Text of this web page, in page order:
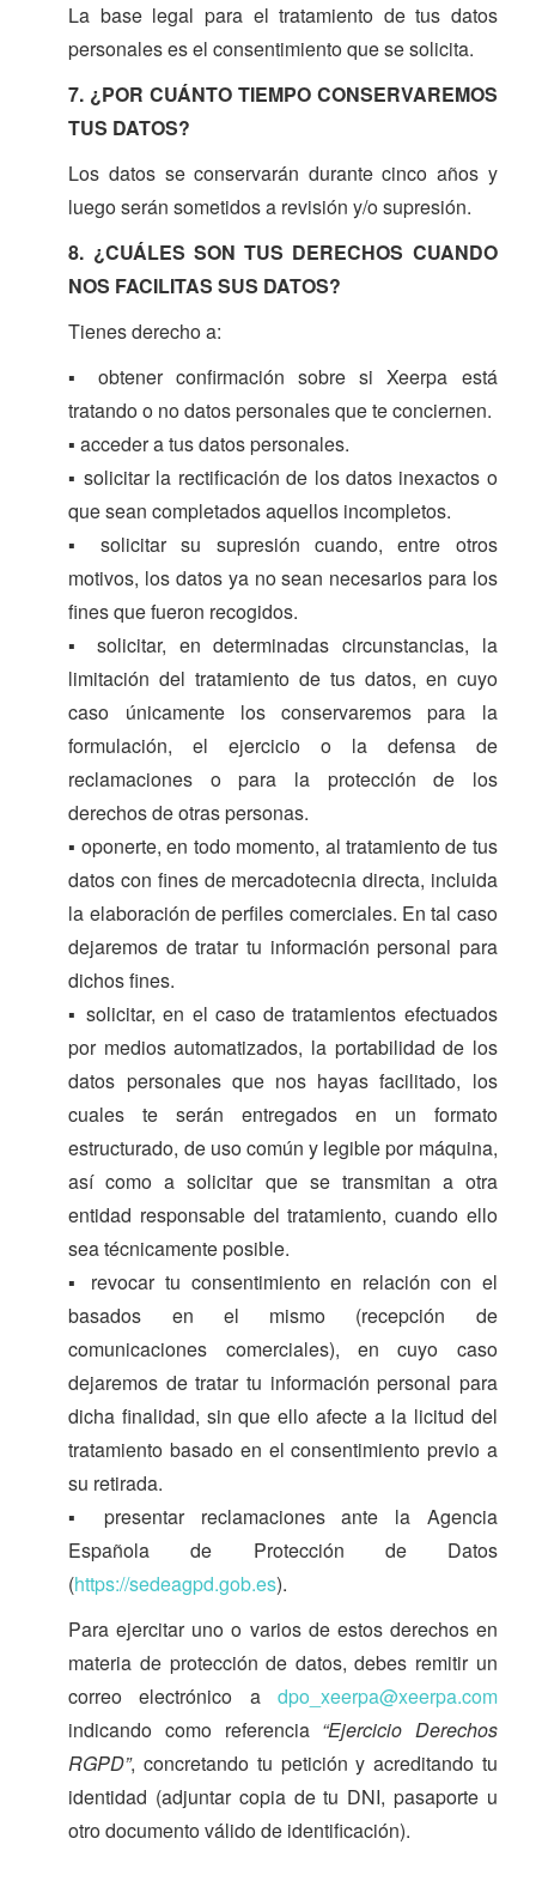
La base legal para el tratamiento de tus datos
personales es el consentimiento que se solicita.
7. ¿POR CUÁNTO TIEMPO CONSERVAREMOS
TUS DATOS?
Los datos se conservarán durante cinco años y
luego serán sometidos a revisión y/o supresión.
8. ¿CUÁLES SON TUS DERECHOS CUANDO
NOS FACILITAS SUS DATOS?
Tienes derecho a:
▪ obtener confirmación sobre si Xeerpa está
tratando o no datos personales que te conciernen.
▪ acceder a tus datos personales.
▪ solicitar la rectificación de los datos inexactos o
que sean completados aquellos incompletos.
▪ solicitar su supresión cuando, entre otros
motivos, los datos ya no sean necesarios para los
fines que fueron recogidos.
▪ solicitar, en determinadas circunstancias, la
limitación del tratamiento de tus datos, en cuyo
caso únicamente los conservaremos para la
formulación, el ejercicio o la defensa de
reclamaciones o para la protección de los
derechos de otras personas.
▪ oponerte, en todo momento, al tratamiento de tus
datos con fines de mercadotecnia directa, incluida
la elaboración de perfiles comerciales. En tal caso
dejaremos de tratar tu información personal para
dichos fines.
▪ solicitar, en el caso de tratamientos efectuados
por medios automatizados, la portabilidad de los
datos personales que nos hayas facilitado, los
cuales te serán entregados en un formato
estructurado, de uso común y legible por máquina,
así como a solicitar que se transmitan a otra
entidad responsable del tratamiento, cuando ello
sea técnicamente posible.
▪ revocar tu consentimiento en relación con el
basados en el mismo (recepción de
comunicaciones comerciales), en cuyo caso
dejaremos de tratar tu información personal para
dicha finalidad, sin que ello afecte a la licitud del
tratamiento basado en el consentimiento previo a
su retirada.
▪ presentar reclamaciones ante la Agencia
Española de Protección de Datos
(https://sedeagpd.gob.es).
Para ejercitar uno o varios de estos derechos en
materia de protección de datos, debes remitir un
correo electrónico a dpo_xeerpa@xeerpa.com
indicando como referencia “Ejercicio Derechos
RGPD”, concretando tu petición y acreditando tu
identidad (adjuntar copia de tu DNI, pasaporte u
otro documento válido de identificación).